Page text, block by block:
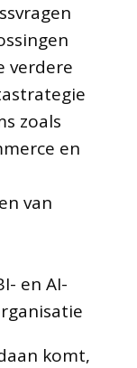
verdere
zoals
en
van
en AI-
komt,